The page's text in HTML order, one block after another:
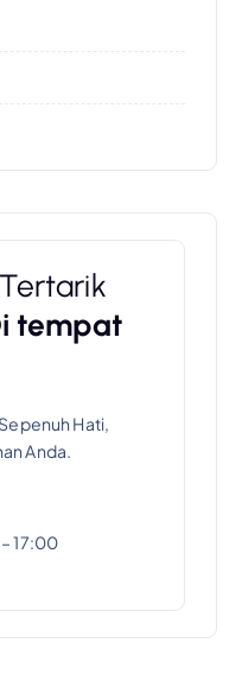
tempat
Hati,
Anda.
17:00